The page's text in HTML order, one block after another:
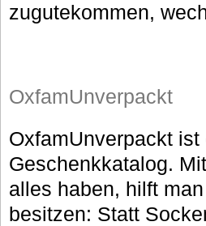
zugutekommen,
OxfamUnverpackt
OxfamUnverpackt
Geschenkkatalog.
alles haben, hilft
besitzen: Statt